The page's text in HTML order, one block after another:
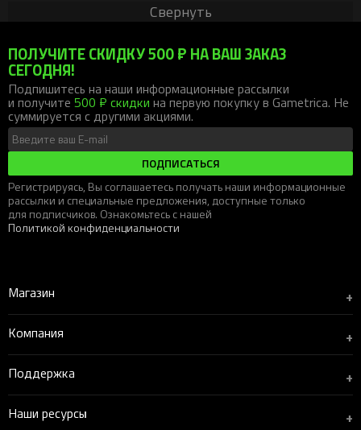
Свернуть
ПОЛУЧИТЕ СКИДКУ 500 ₽ НА ВАШ ЗАКАЗ
СЕГОДНЯ!
Подпишитесь на наши информационные рассылки
и получите 500 ₽ скидки на первую покупку в Gametrica. Не
суммируется с другими акциями.
ПОДПИСАТЬСЯ
Регистрируясь, Вы соглашаетесь получать наши информационные
рассылки и специальные предложения, доступные только
для подписчиков. Ознакомьтесь с нашей
Политикой конфиденциальности
Магазин +
Компания +
Поддержка +
Наши ресурсы +